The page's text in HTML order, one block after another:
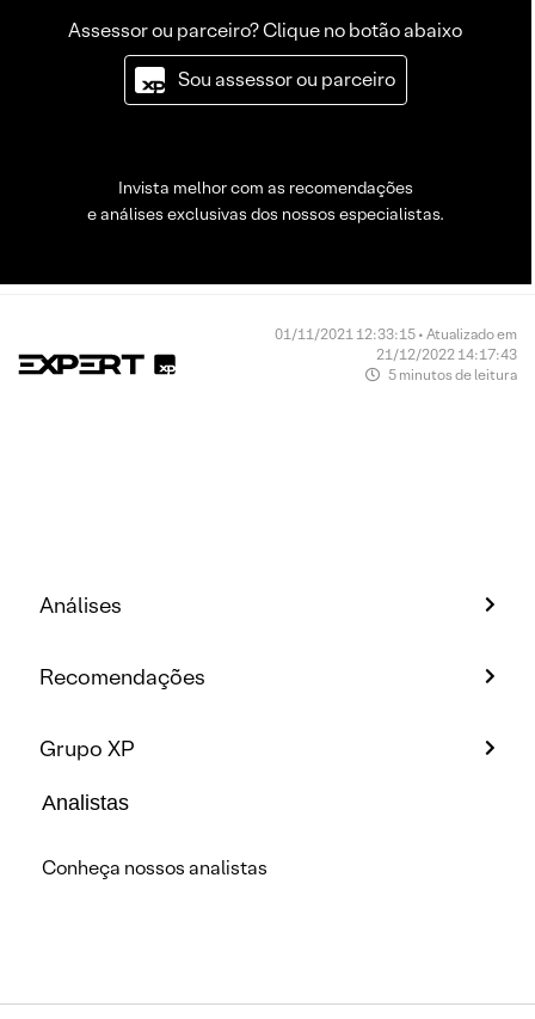
Assessor ou parceiro? Clique no botão abaixo
Sou assessor ou parceiro
Invista melhor com as recomendações
e análises exclusivas dos nossos especialistas.
01/11/2021 12:33:15 • Atualizado em
21/12/2022 14:17:43
5 minutos de leitura
Análises
Recomendações
Grupo XP
Analistas
Conheça nossos analistas